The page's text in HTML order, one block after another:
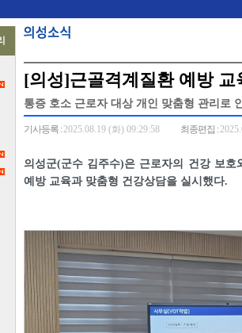
입 체납관리단 본격 가동…맞춤형 징수 나선다
장기화 총력 대응…농업용수 확보 긴급 지원
역 KTX·KTX-이음 증편…수도권 접근성 높인다
]‘수리력+ 웹 콘텐츠’ 개발…맞춤형 수학 학습 지원
말산업 특구’ 키운다…한국마사회 영천 유치 공동전선
타고 뜬 구미 관광…‘갓 튀긴 라면’ 판매량 6배 껑충
]일본 방위백서 독도 영유권 주장 강력 규탄
[의성]근골격계질환 예방 교
통증 호소 근로자 대상 개인 맞춤형 관리로
기사등록 :2025.08.19 (화) 09:29:58 최종편집 :
의성군(군수 김주수)은 근로자의 건강 보
예방 교육과 맞춤형 건강상담을 실시했다.